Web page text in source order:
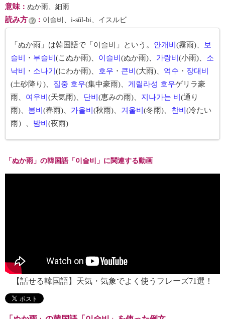
意味： ぬか雨、細雨
読み方 ： 이슬비、i-sŭl-bi、イスルビ
「ぬか雨」は韓国語で「이슬비」という。 안개비 (霧雨)、
보
슬비
・ 부슬비 (こぬか雨)、 이슬비 (ぬか雨)、 가랑비 (小雨)、 소
낙비
・ 소나기 (にわか雨)、 호우 ・ 큰비 (大雨)、 억수 ・ 장대비
(土砂降り)、 집중 호우(集中豪雨)、 게릴라성 호우ゲリラ豪
雨、 여우비 (天気雨)、 단비 (恵みの雨)、 지나가는 비 (通り
雨)、 봄비 (春雨)、 가을비 (秋雨)、 겨울비 (冬雨)、 찬비 (冷たい
雨）、 밤비 (夜雨)
「ぬか雨」の韓国語「이슬비」に関連する動画
【話せる韓国語】天気・気象でよく使うフレーズ71選！